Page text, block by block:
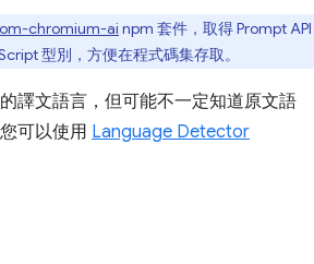
chromium-ai npm 套件，取得 Prompt API
型別，方便在程式碼集存取。
譯文語言，但可能不一定知道原文語
可以使用 Language Detector